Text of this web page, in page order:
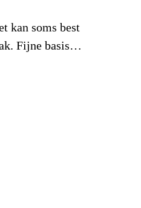
kan soms best
Fijne basis…